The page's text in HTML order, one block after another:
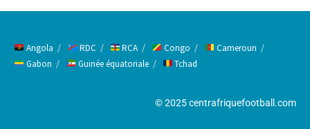
Angola RDC RCA Congo
Cameroun
Gabon
Guinée équatoriale Tchad
© 2025 centrafriquefootball.com